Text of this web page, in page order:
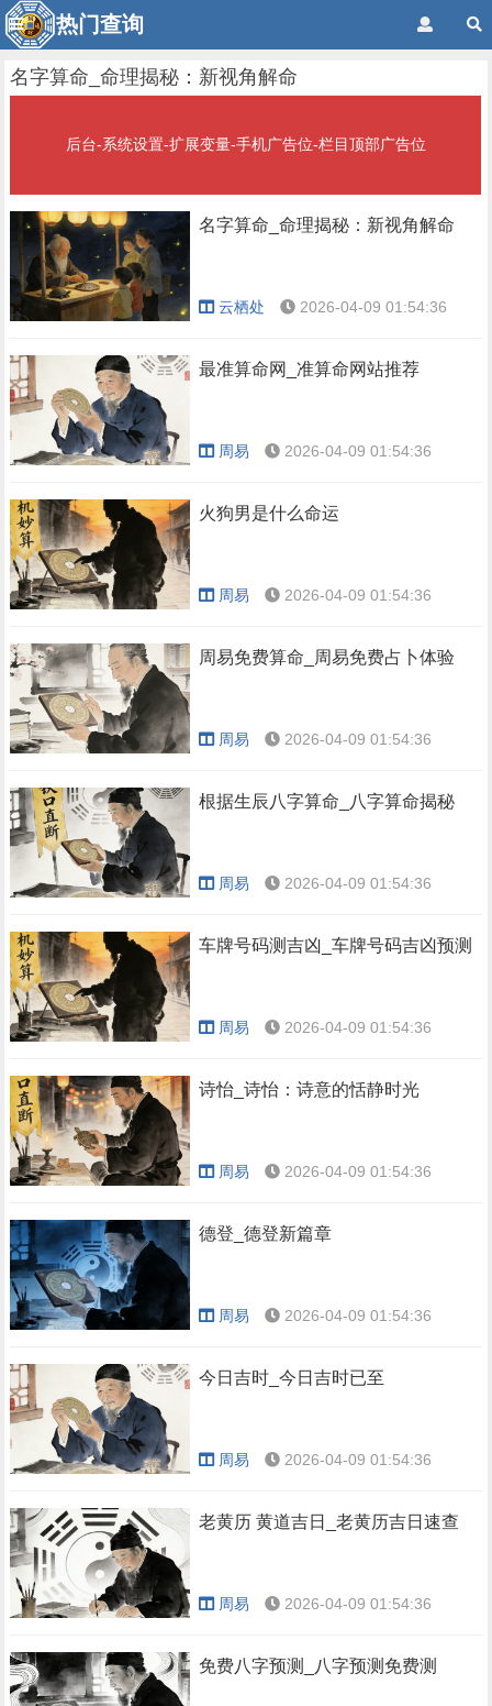
热门查询
名字算命_命理揭秘：新视角解命
后台-系统设置-扩展变量-手机广告位-栏目顶部广告位
名字算命_命理揭秘：新视角解命
云栖处 2026-04-09 01:54:36
最准算命网_准算命网站推荐
周易 2026-04-09 01:54:36
火狗男是什么命运
周易 2026-04-09 01:54:36
周易免费算命_周易免费占卜体验
周易 2026-04-09 01:54:36
根据生辰八字算命_八字算命揭秘
周易 2026-04-09 01:54:36
车牌号码测吉凶_车牌号码吉凶预测
周易 2026-04-09 01:54:36
诗怡_诗怡：诗意的恬静时光
周易 2026-04-09 01:54:36
德登_德登新篇章
周易 2026-04-09 01:54:36
今日吉时_今日吉时已至
周易 2026-04-09 01:54:36
老黄历 黄道吉日_老黄历吉日速查
周易 2026-04-09 01:54:36
免费八字预测_八字预测免费测